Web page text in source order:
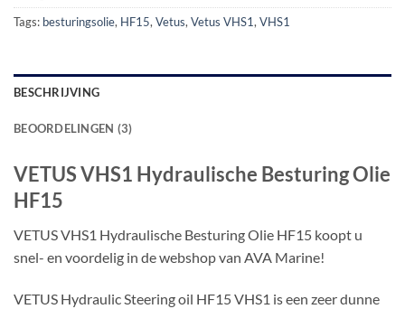
Tags: besturingsolie, HF15,Vetus,Vetus VHS1,VHS1
BESCHRIJVING
BEOORDELINGEN (3)
VETUS VHS1 Hydraulische Besturing Olie
HF15
VETUS VHS1 Hydraulische Besturing Olie HF15 koopt u
snel- en voordelig in de webshop van AVA Marine!
VETUS Hydraulic Steering oil HF15 VHS1 is een zeer dunne